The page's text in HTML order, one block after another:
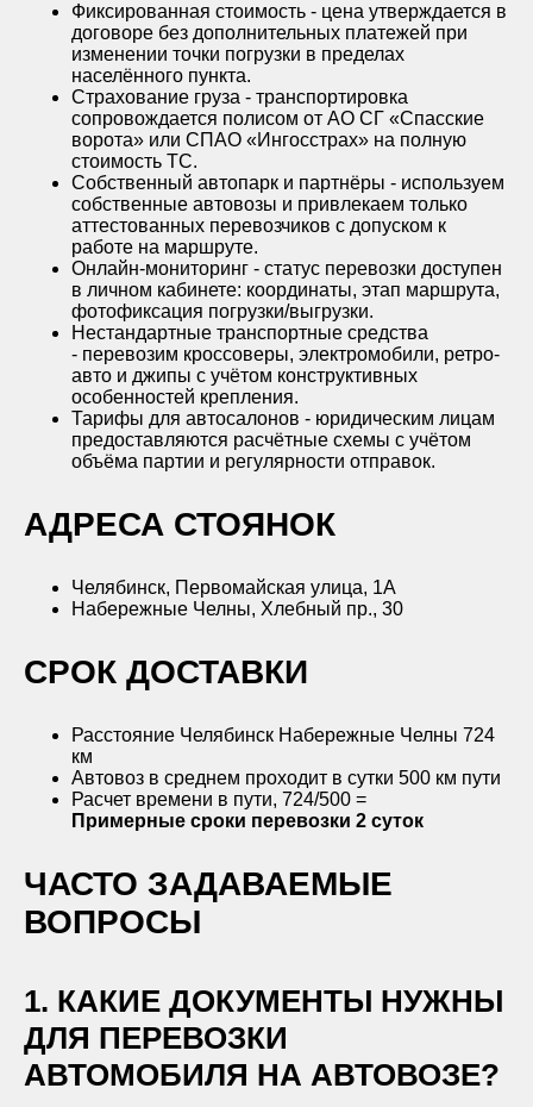
Фиксированная стоимость - цена утверждается в
договоре без дополнительных платежей при
изменении точки погрузки в пределах
населённого пункта.
Страхование груза - транспортировка
сопровождается полисом от АО СГ «Спасские
ворота» или СПАО «Ингосстрах» на полную
стоимость ТС.
Собственный автопарк и партнёры - используем
собственные автовозы и привлекаем только
аттестованных перевозчиков с допуском к
работе на маршруте.
Онлайн-мониторинг - статус перевозки доступен
в личном кабинете: координаты, этап маршрута,
фотофиксация погрузки/выгрузки.
Нестандартные транспортные средства
- перевозим кроссоверы, электромобили, ретро-
авто и джипы с учётом конструктивных
особенностей крепления.
Тарифы для автосалонов - юридическим лицам
предоставляются расчётные схемы с учётом
объёма партии и регулярности отправок.
АДРЕСА СТОЯНОК
Челябинск, Первомайская улица, 1А
Набережные Челны, Хлебный пр., 30
CРОК ДОСТАВКИ
Расстояние Челябинск Набережные Челны 724
км
Автовоз в среднем проходит в сутки 500 км пути
Расчет времени в пути, 724/500 =
Примерные сроки перевозки 2 суток
ЧАСТО ЗАДАВАЕМЫЕ
ВОПРОСЫ
1. КАКИЕ ДОКУМЕНТЫ НУЖНЫ
ДЛЯ ПЕРЕВОЗКИ
АВТОМОБИЛЯ НА АВТОВОЗЕ?